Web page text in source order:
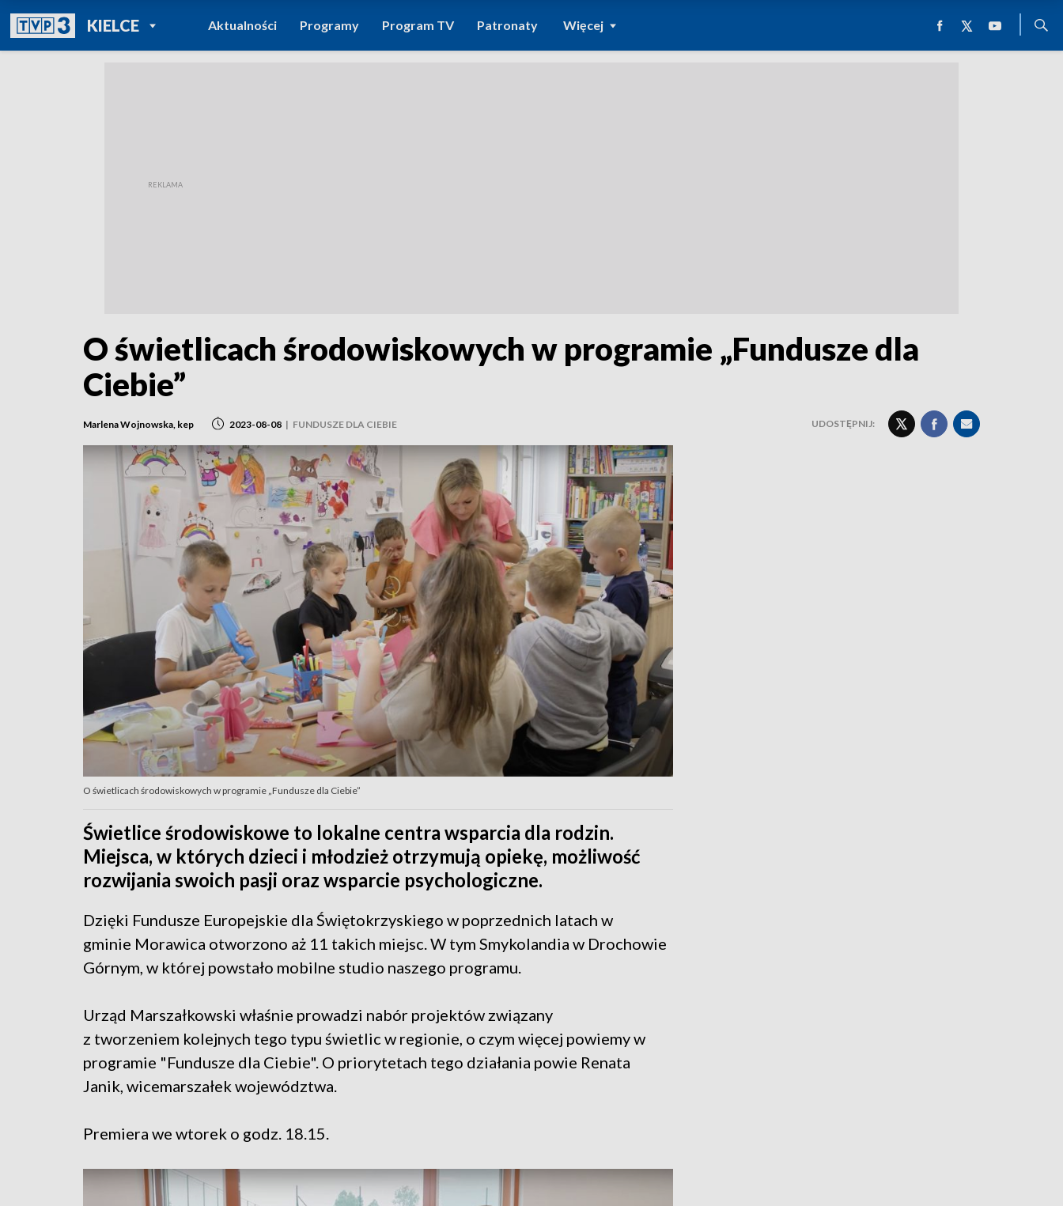
KIELCEPOWRÓT DO
TVP REGIONY
Aktualności Programy Program TV Patronaty Więcej
O świetlicach środowiskowych w programie „Fundusze dla
Ciebie”
Marlena Wojnowska, kep 2023-08-08 | FUNDUSZE DLA CIEBIE UDOSTĘPNIJ:
O świetlicach środowiskowych w programie „Fundusze dla Ciebie”
Świetlice środowiskowe to lokalne centra wsparcia dla rodzin.
Miejsca, w których dzieci i młodzież otrzymują opiekę, możliwość
rozwijania swoich pasji oraz wsparcie psychologiczne.
Dzięki Fundusze Europejskie dla Świętokrzyskiego w poprzednich latach w
gminie Morawica otworzono aż 11 takich miejsc. W tym Smykolandia w Drochowie
Górnym, w której powstało mobilne studio naszego programu.
Urząd Marszałkowski właśnie prowadzi nabór projektów związany
z tworzeniem kolejnych tego typu świetlic w regionie, o czym więcej powiemy w
programie "Fundusze dla Ciebie". O priorytetach tego działania powie Renata
Janik, wicemarszałek województwa.
Premiera we wtorek o godz. 18.15.